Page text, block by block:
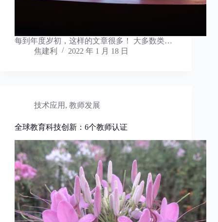
每到年度岁初，这样的文章很多！ 大多数类…
焦建利
2022 年 1 月 18 日
技术应用 , 教师发展
全球教育科技创新：6个教师认证